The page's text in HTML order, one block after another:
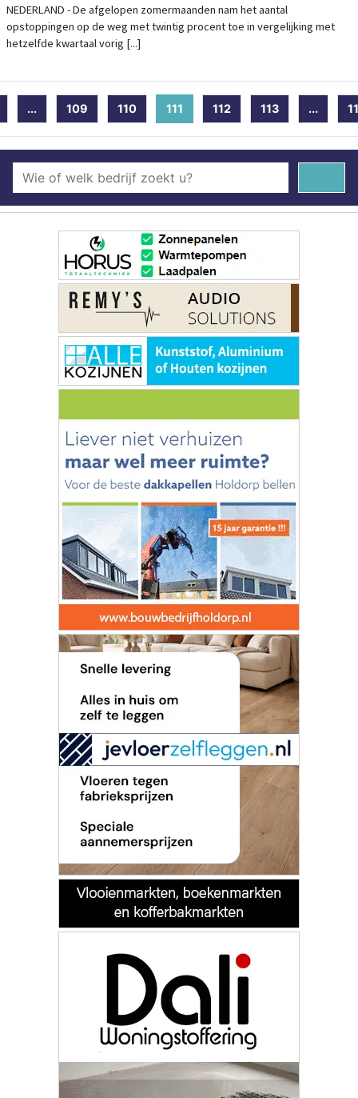
NEDERLAND - De afgelopen zomermaanden nam het aantal
opstoppingen op de weg met twintig procent toe in vergelijking met
hetzelfde kwartaal vorig [...]
... 109 110 111 (current)
112 113 ...